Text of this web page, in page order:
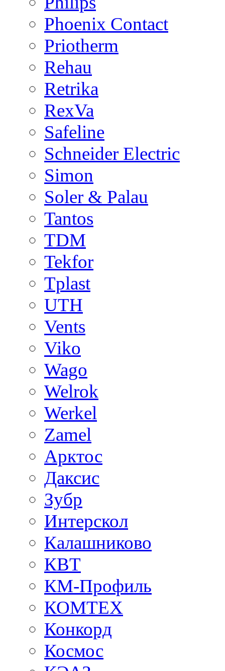
Phoenix Contact
Priotherm
Rehau
Retrika
RexVa
Safeline
Schneider Electric
Simon
Soler & Palau
Tantos
TDM
Tekfor
Tplast
UTH
Vents
Viko
Wago
Welrok
Werkel
Zamel
Арктос
Даксис
Зубр
Интерскол
Калашниково
КВТ
КМ-Профиль
КОМТЕХ
Конкорд
Космос